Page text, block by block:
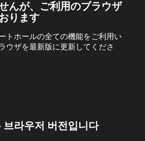
んが、ご利用のブラウザ
ります
トホールの全ての機能をご利用い
ウザを最新版に更新してくださ
브라우저 버전입니다